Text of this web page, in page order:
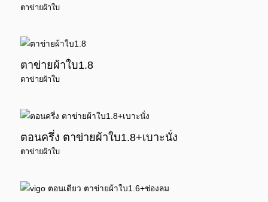
ตาข่ายผ้าใบ
ตาข่ายผ้าใบ1.8
ตาข่ายผ้าใบ
ตอนครึ่ง ตาข่ายผ้าใบ1.8+เบาะนั่ง
ตาข่ายผ้าใบ